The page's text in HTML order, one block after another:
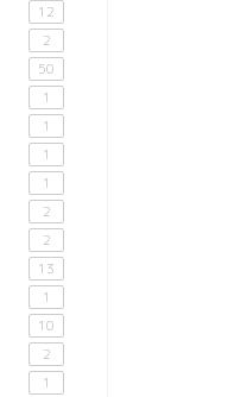
12
2
50
1
1
1
1
2
2
13
1
10
2
1